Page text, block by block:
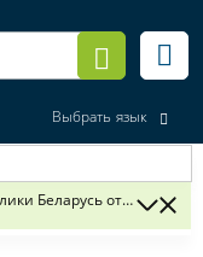
Выбрать язык
Беларусь от 14